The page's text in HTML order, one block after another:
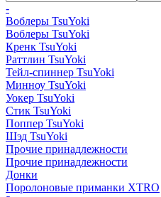
-
Воблеры TsuYoki
Воблеры TsuYoki
Кренк TsuYoki
Раттлин TsuYoki
Тейл-спиннер TsuYoki
Минноу TsuYoki
Уокер TsuYoki
Стик TsuYoki
Поппер TsuYoki
Шэд TsuYoki
Прочие принадлежности
Прочие принадлежности
Донки
Поролоновые приманки XTRO